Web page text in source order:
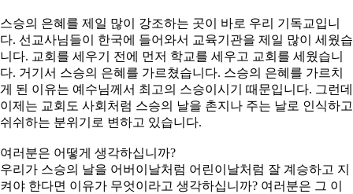
스승의 은혜를 제일 많이 강조하는 곳이 바로 우리 기독교입니
다. 선교사님들이 한국에 들어와서 교육기관을 제일 많이 세웠습
니다. 교회를 세우기 전에 먼저 학교를 세우고 교회를 세웠습니
다. 거기서 스승의 은혜를 가르쳤습니다. 스승의 은혜를 가르치
게 된 이유는 예수님께서 최고의 스승이시기 때문입니다. 그런데
이제는 교회도 사회처럼 스승의 날을 촌지나 주는 날로 인식하고
쉬쉬하는 분위기로 변하고 있습니다.
여러분은 어떻게 생각하십니까?
우리가 스승의 날을 어버이날처럼 어린이날처럼 잘 계승하고 지
켜야 한다면 이유가 무엇이라고 생각하십니까? 여러분은 그 이